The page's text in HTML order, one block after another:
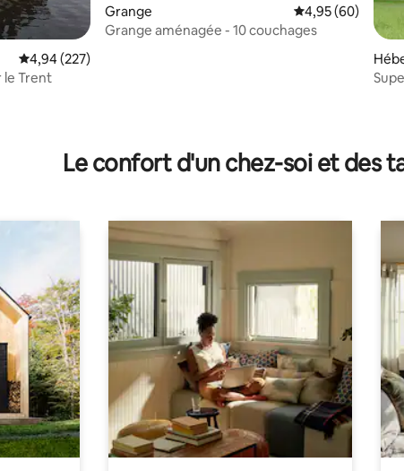
Évaluation moyenne sur la base de 227 commentaires : 4,94
4,94 (227)
le Trent
Grange Évaluation
4,95 (60)
Grange aménagée - 10 couchages
Le confort d'un chez-soi et des